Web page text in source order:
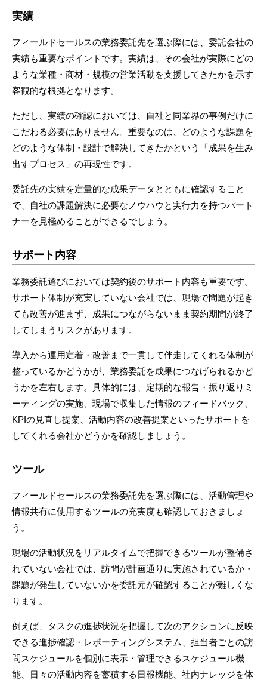
実績
フィールドセールスの業務委託先を選ぶ際には、委託会社の
実績も重要なポイントです。実績は、その会社が実際にどの
ような業種・商材・規模の営業活動を支援してきたかを示す
客観的な根拠となります。
ただし、実績の確認においては、自社と同業界の事例だけに
こだわる必要はありません。重要なのは、どのような課題を
どのような体制・設計で解決してきたかという「成果を生み
出すプロセス」の再現性です。
委託先の実績を定量的な成果データとともに確認すること
で、自社の課題解決に必要なノウハウと実行力を持つパート
ナーを見極めることができるでしょう。
サポート内容
業務委託選びにおいては契約後のサポート内容も重要です。
サポート体制が充実していない会社では、現場で問題が起き
ても改善が進まず、成果につながらないまま契約期間が終了
してしまうリスクがあります。
導入から運用定着・改善まで一貫して伴走してくれる体制が
整っているかどうかが、業務委託を成果につなげられるかど
うかを左右します。具体的には、定期的な報告・振り返りミ
ーティングの実施、現場で収集した情報のフィードバック、
KPIの見直し提案、活動内容の改善提案といったサポートを
してくれる会社かどうかを確認しましょう。
ツール
フィールドセールスの業務委託先を選ぶ際には、活動管理や
情報共有に使用するツールの充実度も確認しておきましょ
う。
現場の活動状況をリアルタイムで把握できるツールが整備さ
れていない会社では、訪問が計画通りに実施されているか・
課題が発生していないかを委託元が確認することが難しくな
ります。
例えば、タスクの進捗状況を把握して次のアクションに反映
できる進捗確認・レポーティングシステム、担当者ごとの訪
問スケジュールを個別に表示・管理できるスケジュール機
能、日々の活動内容を蓄積する日報機能、社内ナレッジを体